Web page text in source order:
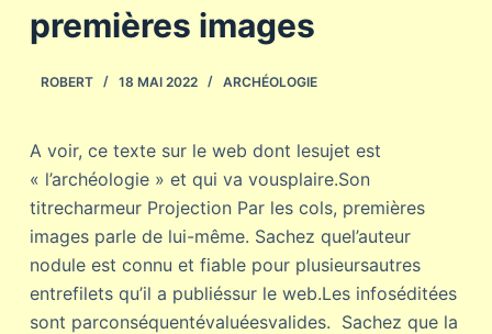
u
n
u
premières images
ROBERT 18 MAI 2022 ARCHÉOLOGIE
A voir, ce texte sur le web dont lesujet est
« l’archéologie » et qui va vousplaire.Son
titrecharmeur Projection Par les cols, premières
images parle de lui-même. Sachez quel’auteur
nodule est connu et fiable pour plusieursautres
entrefilets qu’il a publiéssur le web.Les infoséditées
sont parconséquentévaluéesvalides. Sachez que la